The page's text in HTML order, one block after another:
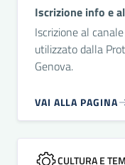
Iscrizione info e
Iscrizione al
utilizzato dalla
Genova.
VAI ALLA PAGINA
CULTURA E